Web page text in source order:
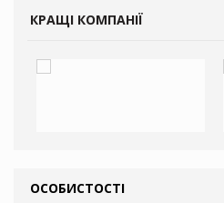
КРАЩІ КОМПАНІЇ
ОСОБИСТОСТІ